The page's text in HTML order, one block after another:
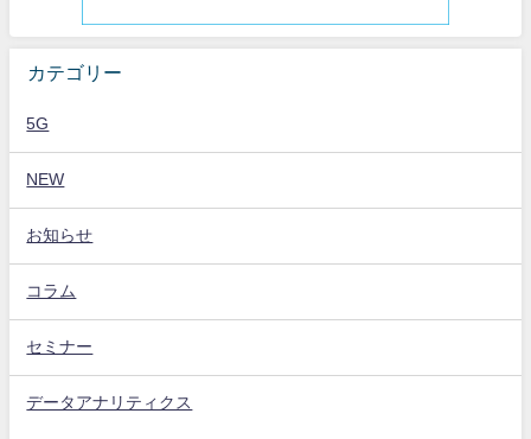
カテゴリー
5G
NEW
お知らせ
コラム
セミナー
データアナリティクス